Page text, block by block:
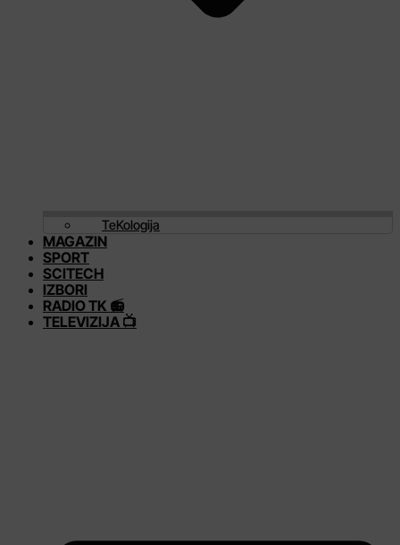
TeKologija
MAGAZIN
SPORT
SCITECH
IZBORI
RADIO TK 📻
TELEVIZIJA 📺